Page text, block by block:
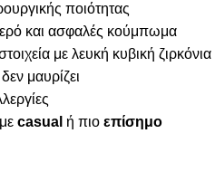
ποιότητας
και ασφαλές κούμπωμα
με λευκή κυβική ζιρκόνια
μαυρίζει
casual ή πιο επίσημο